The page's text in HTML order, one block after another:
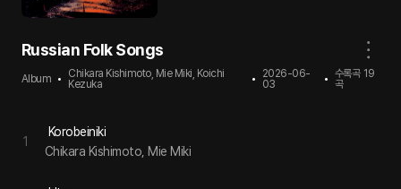
Russian Folk Songs
Album
Chikara Kishimoto, Mie Miki, Koichi
Kezuka
2026-06-
03
수록곡 19
곡
1
Korobeiniki
Chikara Kishimoto, Mie Miki